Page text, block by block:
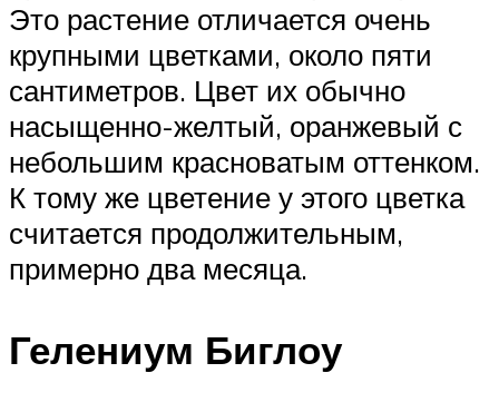
Это растение отличается очень
крупными цветками, около пяти
сантиметров. Цвет их обычно
насыщенно-желтый, оранжевый с
небольшим красноватым оттенком.
К тому же цветение у этого цветка
считается продолжительным,
примерно два месяца.
Гелениум Биглоу